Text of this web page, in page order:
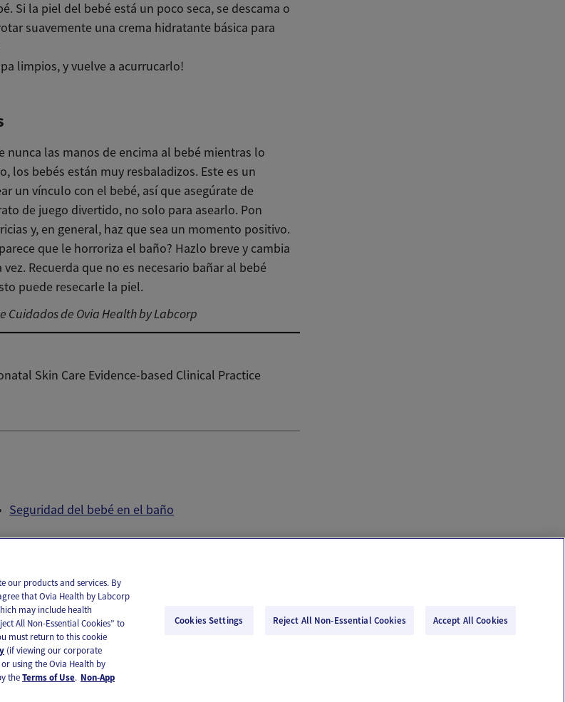
Si la piel del bebé está un poco seca, se descama o
suavemente una crema hidratante básica para
limpios, y vuelve a acurrucarlo!
nunca las manos de encima al bebé mientras lo
los bebés están muy resbaladizos. Este es un
un vínculo con el bebé, así que asegúrate de
de juego divertido, no solo para asearlo. Pon
y, en general, haz que sea un momento positivo.
que le horroriza el baño? Hazlo breve y cambia
Recuerda que no es necesario bañar al bebé
puede resecarle la piel.
Cuidados de Ovia Health by Labcorp
Skin Care Evidence-based Clinical Practice
Seguridad del bebé en el baño
advice. You should contact a healthcare provider if you need medical care or advice. Please see our Terms of Use and Privacy Policy for more information.
our products and services. By
that Ovia Health by Labcorp
may include health
All Non-Essential Cookies” to
must return to this cookie
(if viewing our corporate
using the Ovia Health by
theTerms of Use. Non-App
Cookies Settings Reject All Non-Essential Cookies Accept All Cookies